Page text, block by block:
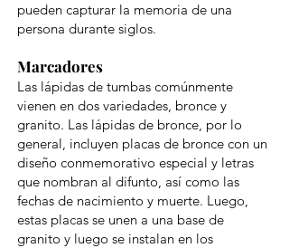
pueden capturar la memoria de una
persona durante siglos.
Marcadores
Las lápidas de tumbas comúnmente
vienen en dos variedades, bronce y
granito. Las lápidas de bronce, por lo
general, incluyen placas de bronce con un
diseño conmemorativo especial y letras
que nombran al difunto, así como las
fechas de nacimiento y muerte. Luego,
estas placas se unen a una base de
granito y luego se instalan en los